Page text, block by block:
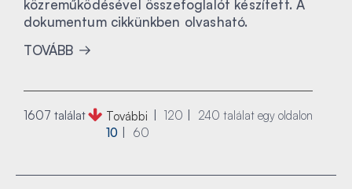
közreműködésével összefoglalót készített. A
dokumentum cikkünkben olvasható.
TOVÁBB
1607 találat További 240 találat egy oldalon
120
60
10